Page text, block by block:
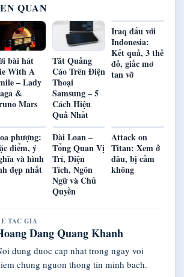
QUAN
bài hát
With A
– Lady
&
Mars
Tắt Quảng
Cáo Trên Điện
Thoại
Samsung – 5
Cách Hiệu
Quả Nhất
Iraq đấu với
Indonesia:
Kết quả, 3 thẻ
đỏ, giấc mơ
tan vỡ
phượng:
điểm, ý
và hình
đẹp nhất
Đài Loan –
Tổng Quan Vị
Trí, Diện
Tích, Ngôn
Ngữ và Chủ
Quyền
Attack on
Titan: Xem ở
đâu, bị cấm
không
TAC GIA
Dang Quang Khanh
dung duoc cap nhat trong ngay voi
chung nguon thong tin minh bach.